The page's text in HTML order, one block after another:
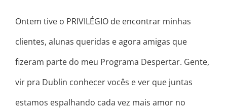
Ontem tive o PRIVILÉGIO de encontrar minhas
clientes, alunas queridas e agora amigas que
fizeram parte do meu Programa Despertar. Gente,
vir pra Dublin conhecer vocês e ver que juntas
estamos espalhando cada vez mais amor no